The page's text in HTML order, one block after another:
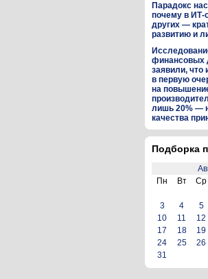
Парадокс
почему в ИТ-
других —
развитию и
финансовых
заявили, что
в первую
на
лишь 20% —
качества
Подборка
Пн
Вт Ср
3 4
5
10
11
12
17
18
19
24
25
26
31